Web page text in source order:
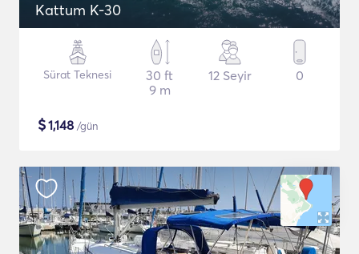
Kattum K-30
Sürat Teknesi
30 ft
9 m
12 Seyir 0
$1,148 /gün